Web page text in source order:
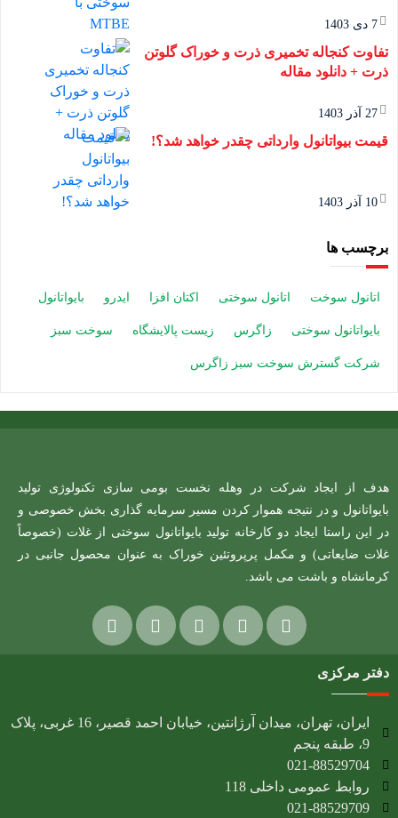
7 دی 1403
تفاوت کنجاله تخمیری ذرت و خوراک گلوتن
ذرت + دانلود مقاله
27 آذر 1403
قیمت بیواتانول وارداتی چقدر خواهد شد؟!
10 آذر 1403
برچسب ها
اتانول سوخت اتانول سوختی اکتان افزا ایدرو بایواتانول
بایواتانول سوختی زاگرس زیست پالایشگاه سوخت سبز
شرکت گسترش سوخت سبز زاگرس
هدف از ایجاد شرکت در وهله نخست بومی سازی تکنولوژی تولید
بایواتانول و در نتیجه هموار کردن مسیر سرمایه گذاری بخش خصوصی و
در این راستا ایجاد دو کارخانه تولید بایواتانول سوختی از غلات (خصوصاً
غلات ضایعاتی) و مکمل پرپروتئین خوراک به عنوان محصول جانبی در
کرمانشاه و باشت می باشد.
دفتر مرکزی
ایران، تهران، میدان آرژانتین، خیابان احمد قصیر، 16 غربی، پلاک
9، طبقه پنجم
021-88529704
روابط عمومی داخلی 118
021-88529709